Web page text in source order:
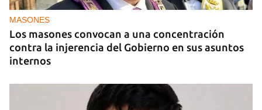
EE UU en 2003 está bajo custodia del ICE
MASONES
Los masones convocan a una concentración
contra la injerencia del Gobierno en sus asuntos
internos